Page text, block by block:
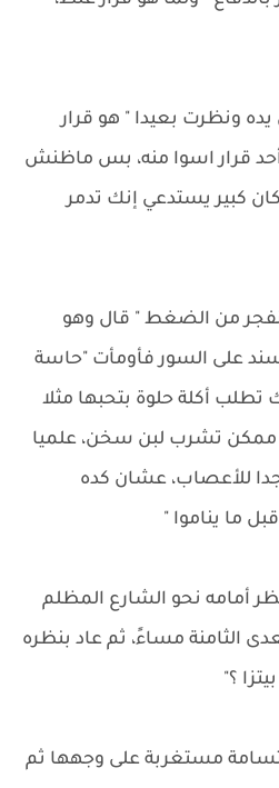
ونظرت بعيدا " هو قرار
قرار اسوا منه، بس ماظنش
كبير يستدعي إنك تدمر
من الضغط " قال وهو
على السور فأومأت "حاسة
أكلة حلوة بتحبها مثلا
تشرب لبن سخن، علميا
للأعصاب، عشان كده
ما يناموا "
أمامه نحو الشارع المظلم
الثامنة مساءً، ثم عاد بنظره
؟"
مستغربة على وجهها ثم